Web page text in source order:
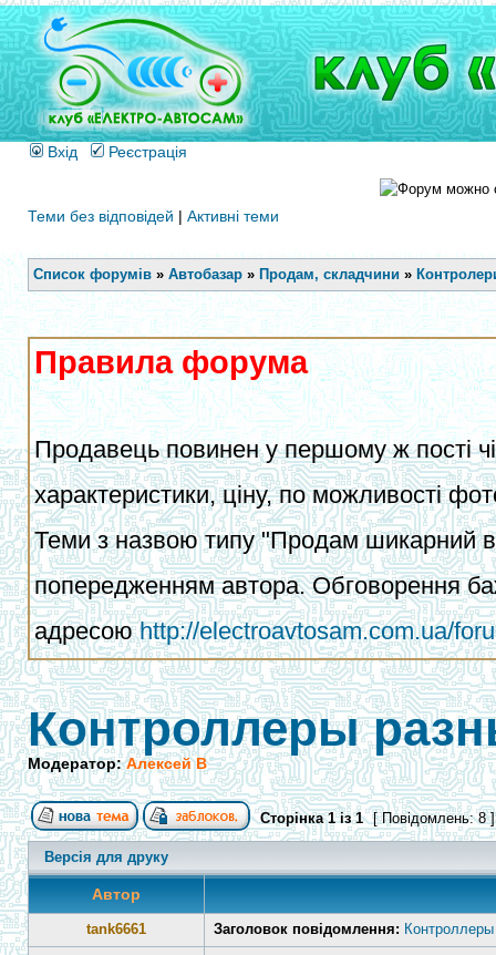
Вхід Реєстрація
Теми без відповідей | Активні теми
Список форумів » Автобазар » Продам, складчини »
Правила форума
Продавець повинен у першому ж пості
характеристики, ціну, по можливості
Теми з назвою типу "Продам шикарний
попередженням автора. Обговорення
адресоюhttp://electroavtosam.com.ua/
Контроллеры
Модератор:Алексей В
Сторінка1із1 [ Повідомлень: 8
Версія для друку
Автор
tank6661 Заголовок повідомлення: